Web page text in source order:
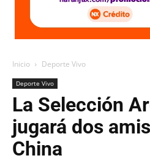
Inicio Deporte Vivo
Deporte Vivo
La Selección
jugará dos
China